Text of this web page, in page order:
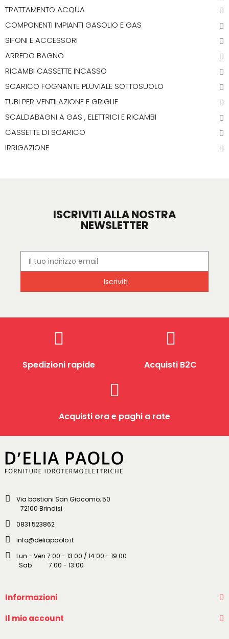
TRATTAMENTO ACQUA
COMPONENTI IMPIANTI GASOLIO E GAS
SIFONI E ACCESSORI
ARREDO BAGNO
RICAMBI CASSETTE INCASSO
SCARICO FOGNANTE PLUVIALE SOTTOSUOLO
TUBI PER VENTILAZIONE E GRIGLIE
SCALDABAGNI A GAS , ELETTRICI E RICAMBI
CASSETTE DI SCARICO
IRRIGAZIONE
ISCRIVITI ALLA NOSTRA
NEWSLETTER
Iscriviti
Spedizioni rapide Acquisti B2C
Acquisti ora e paghi a rate
Via bastioni San Giacomo, 50
72100 Brindisi
0831 523862
info@deliapaolo.it
Lun - Ven 7:00 - 13:00 / 14:00 - 19:00
Sab 7:00 - 13:00
Informazioni
Il mio account